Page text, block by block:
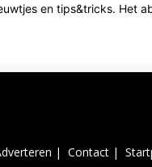
en tips&tricks. Het
| Contact |